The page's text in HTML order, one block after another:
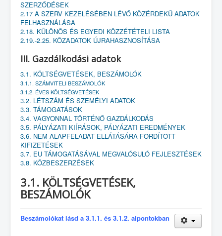
SZERZŐDÉSEK
2.17 A SZERV KEZELÉSÉBEN LÉVŐ KÖZÉRDEKŰ ADATOK
FELHASZNÁLÁSA
2.18. KÜLÖNÖS ÉS EGYEDI KÖZZÉTÉTELI LISTA
2.19.-2.25. KÖZADATOK ÚJRAHASZNOSÍTÁSA
III. Gazdálkodási adatok
3.1. KÖLTSÉGVETÉSEK, BESZÁMOLÓK
3.1.1. SZÁMVITELI BESZÁMOLÓK
3.1.2. ÉVES KÖLTSÉGVETÉSEK
3.2. LÉTSZÁM ÉS SZEMÉLYI ADATOK
3.3. TÁMOGATÁSOK
3.4. VAGYONNAL TÖRTÉNŐ GAZDÁLKODÁS
3.5. PÁLYÁZATI KIÍRÁSOK, PÁLYÁZATI EREDMÉNYEK
3.6. NEM ALAPFELADAT ELLÁTÁSÁRA FORDÍTOTT
KIFIZETÉSEK
3.7. EU TÁMOGATÁSÁVAL MEGVALÓSULÓ FEJLESZTÉSEK
3.8. KÖZBESZERZÉSEK
3.1. KÖLTSÉGVETÉSEK,
BESZÁMOLÓK
Beszámolókat lásd a 3.1.1. és 3.1.2. alpontokban